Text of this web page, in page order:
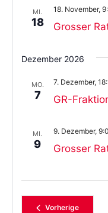
MI.
18 Grosser
18. November,
Dezember 2026
MO.
7 GR-
7. Dezember,
MI.
9 Grosser
9. Dezember,
Vorherige